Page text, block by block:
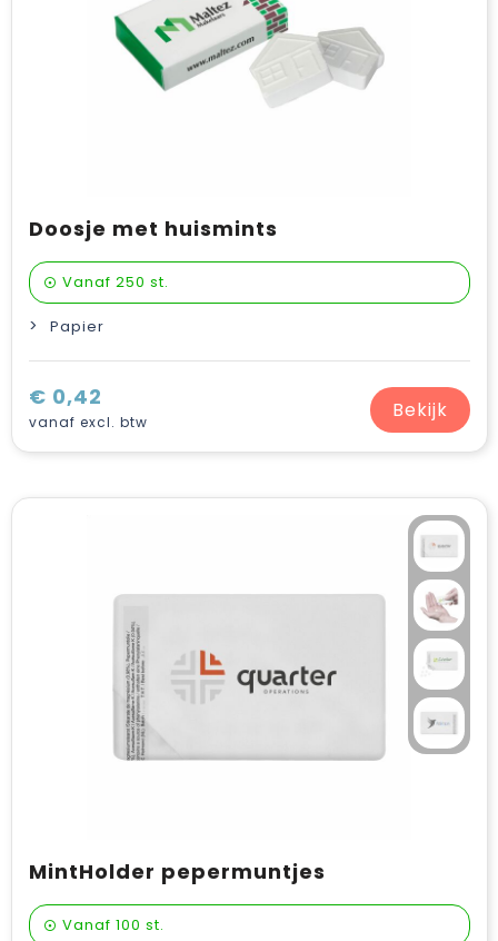
Doosje met huismints
Vanaf 250 st.
Papier
€ 0,42
vanaf excl. btw Bekijk
MintHolder pepermuntjes
Vanaf 100 st.